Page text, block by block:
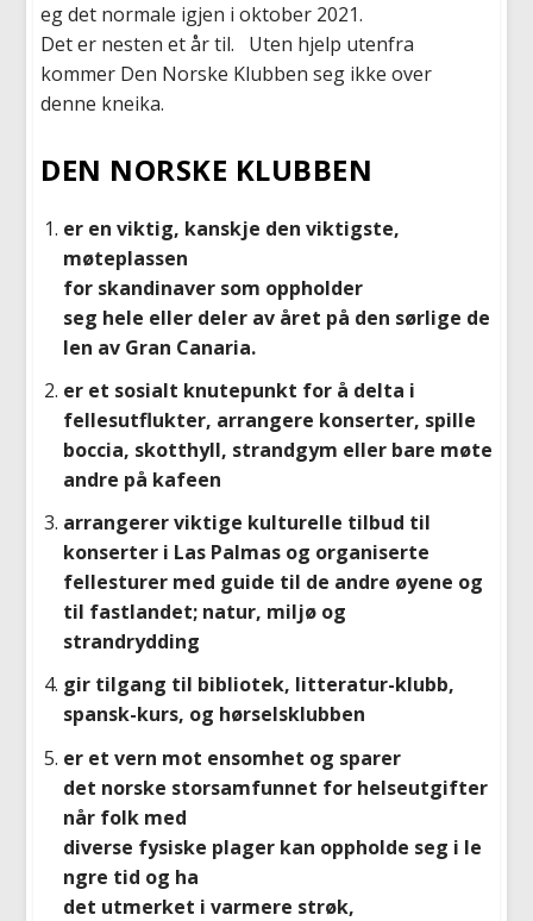
eg det normale igjen i oktober 2021.
Det er nesten et år til. Uten hjelp utenfra
kommer Den Norske Klubben seg ikke over
denne kneika.
DEN NORSKE KLUBBEN
er en viktig, kanskje den viktigste,
møteplassen
for skandinaver som oppholder
seg hele eller deler av året på den sørlige de
len av Gran Canaria.
er et sosialt knutepunkt for å delta i
fellesutflukter, arrangere konserter, spille
boccia, skotthyll, strandgym eller bare møte
andre på kafeen
arrangerer viktige kulturelle tilbud til
konserter i Las Palmas og organiserte
fellesturer med guide til de andre øyene og
til fastlandet; natur, miljø og
strandrydding
gir tilgang til bibliotek, litteratur-klubb,
spansk-kurs, og hørselsklubben
er et vern mot ensomhet og sparer
det norske storsamfunnet for helseutgifter
når folk med
diverse fysiske plager kan oppholde seg i le
ngre tid og ha
det utmerket i varmere strøk,